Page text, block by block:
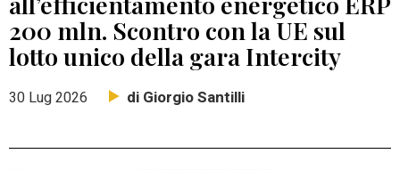
200 mln. Scontro con la UE sul
lotto unico della gara Intercity
30 Lug 2026 di Giorgio Santilli